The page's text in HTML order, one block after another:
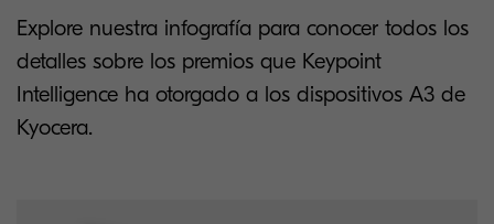
Explore nuestra infografía para conocer todos los
detalles sobre los premios que Keypoint
Intelligence ha otorgado a los dispositivos A3 de
Kyocera.